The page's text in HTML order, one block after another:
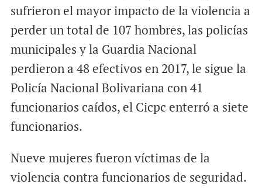
sufrieron el mayor impacto de la violencia a
perder un total de 107 hombres, las policías
municipales y la Guardia Nacional
perdieron a 48 efectivos en 2017, le sigue la
Policía Nacional Bolivariana con 41
funcionarios caídos, el Cicpc enterró a siete
funcionarios.
Nueve mujeres fueron víctimas de la
violencia contra funcionarios de seguridad.